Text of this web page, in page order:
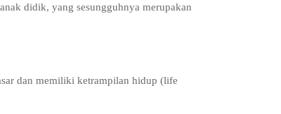
didik, yang sesungguhnya merupakan
dan memiliki ketrampilan hidup (life